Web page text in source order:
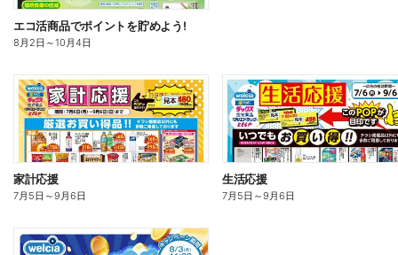
エコ活商品でポイントを貯めよう!
8月2日 ～10月4日
家計応援
7月5日 ～9月6日
生活応援
7月5日 ～9月6日